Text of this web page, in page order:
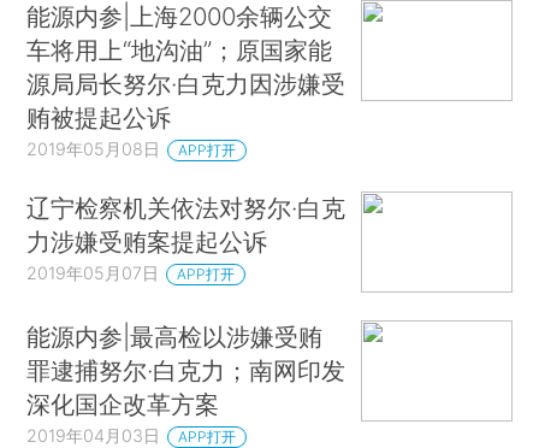
能源内参|上海2000余辆公交
车将用上“地沟油”；原国家能
源局局长努尔·白克力因涉嫌受
贿被提起公诉
2019年05月08日 APP打开
辽宁检察机关依法对努尔·白克
力涉嫌受贿案提起公诉
2019年05月07日 APP打开
能源内参|最高检以涉嫌受贿
罪逮捕努尔·白克力；南网印发
深化国企改革方案
2019年04月03日 APP打开